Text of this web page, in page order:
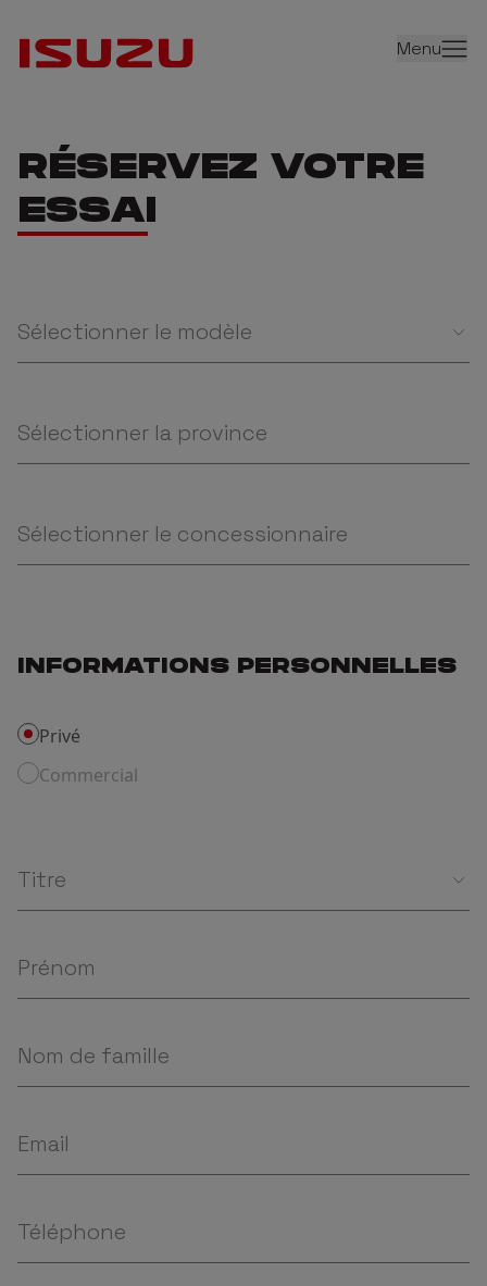
Menu
RÉSERVEZ VOTRE
ESSAI
Sélectionner le modèle
Sélectionner la province
Sélectionner le concessionnaire
INFORMATIONS PERSONNELLES
Privé
Commercial
Titre